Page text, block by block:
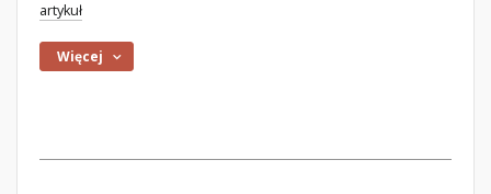
artykuł
Więcej